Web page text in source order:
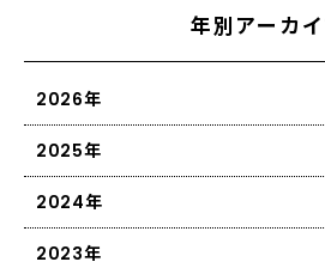
年別アーカ
2026年
2025年
2024年
2023年